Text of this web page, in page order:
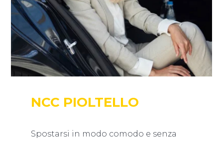
NCC PIOLTELLO
Spostarsi in modo comodo e senza